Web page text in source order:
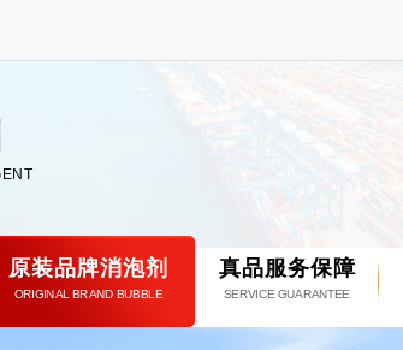
原装品牌消泡剂
ORIGINAL BRAND BUBBLE
真品服务保障
SERVICE GUARANTEE